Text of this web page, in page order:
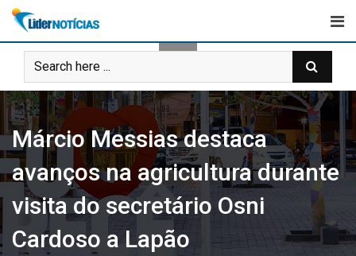
Skip
content
Márcio Messias destaca
avanços na agricultura durante
visita do secretário Osni
Cardoso a Lapão